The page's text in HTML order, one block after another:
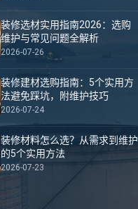
装修选材实用指南2026：选购
维护与常见问题全解析
2026-07-26
装修建材选购指南：5个实用方
法避免踩坑，附维护技巧
2026-07-24
装修材料怎么选？从需求到维护
的5个实用方法
2026-07-23